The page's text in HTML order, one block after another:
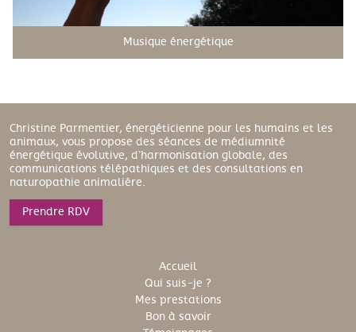
Musique énergétique
Christine Parmentier, énergéticienne pour les humains et les
animaux, vous propose des séances de médiumnité
énergétique évolutive, d’harmonisation globale, des
communications télépathiques et des consultations en
naturopathie animalière.
Prendre RDV
Accueil
Qui suis-je ?
Mes prestations
Bon à savoir